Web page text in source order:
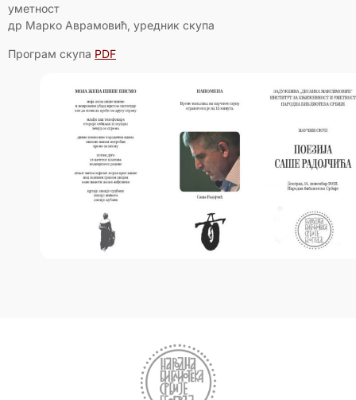
уметност
др Марко Аврамовић, уредник скупа
Програм скупа PDF